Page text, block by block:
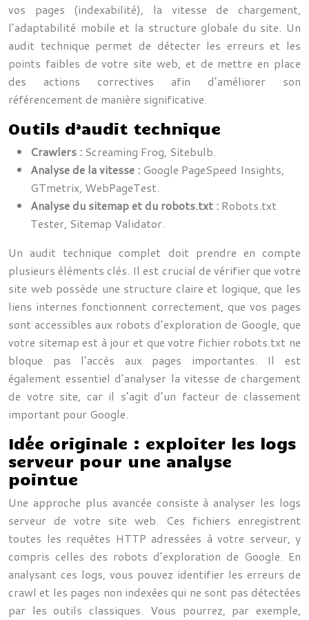
vos pages (indexabilité), la vitesse de chargement,
l’adaptabilité mobile et la structure globale du site. Un
audit technique permet de détecter les erreurs et les
points faibles de votre site web, et de mettre en place
des actions correctives afin d’améliorer son
référencement de manière significative.
Outils d’audit technique
Crawlers : Screaming Frog, Sitebulb.
Analyse de la vitesse : Google PageSpeed Insights,
GTmetrix, WebPageTest.
Analyse du sitemap et du robots.txt : Robots.txt
Tester, Sitemap Validator.
Un audit technique complet doit prendre en compte
plusieurs éléments clés. Il est crucial de vérifier que votre
site web possède une structure claire et logique, que les
liens internes fonctionnent correctement, que vos pages
sont accessibles aux robots d’exploration de Google, que
votre sitemap est à jour et que votre fichier robots.txt ne
bloque pas l’accès aux pages importantes. Il est
également essentiel d’analyser la vitesse de chargement
de votre site, car il s’agit d’un facteur de classement
important pour Google.
Idée originale : exploiter les logs
serveur pour une analyse
pointue
Une approche plus avancée consiste à analyser les logs
serveur de votre site web. Ces fichiers enregistrent
toutes les requêtes HTTP adressées à votre serveur, y
compris celles des robots d’exploration de Google. En
analysant ces logs, vous pouvez identifier les erreurs de
crawl et les pages non indexées qui ne sont pas détectées
par les outils classiques. Vous pourrez, par exemple,